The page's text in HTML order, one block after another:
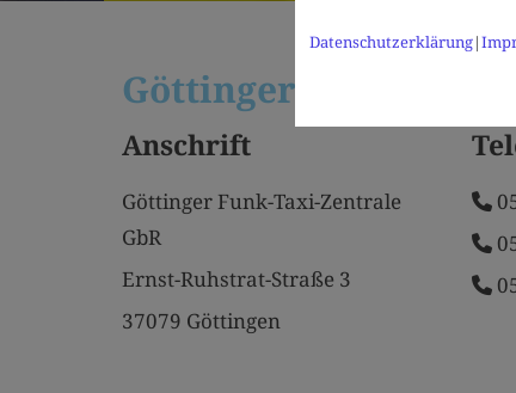
Göttinger Funk-Taxi-
Anschrift
Göttinger Funk-Taxi-Zentrale
GbR
Ernst-Ruhstrat-Straße 3
37079 Göttingen
Datenschutzerklärung